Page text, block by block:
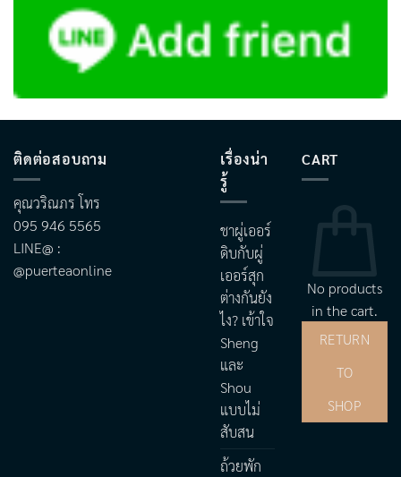
ติดต่อสอบถาม
คุณวริณภร โทร
095 946 5565
LINE@ :
@puerteaonline
เรื่องน่า
รู้
ชาผู่เออร์
ดิบกับผู่
เออร์สุก
ต่างกันยัง
ไง? เข้าใจ
Sheng
และ
Shou
แบบไม่
สับสน
ถ้วยพัก
CART
No products
in the cart.
RETURN
TO
SHOP